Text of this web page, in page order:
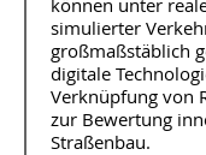
können unter
simulierter
großmaßstäblich
digitale
Verknüpfung von
zur Bewertung
Straßenbau.